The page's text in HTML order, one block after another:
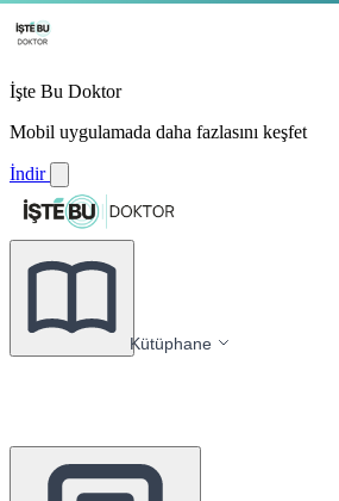
İşte Bu Doktor
Mobil uygulamada daha fazlasını keşfet
İndir
Kütüphane